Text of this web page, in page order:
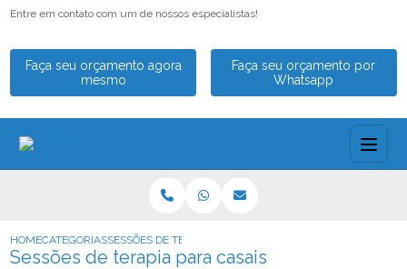
Entre em contato com um de nossos especialistas!
Faça seu orçamento agora
mesmo
Faça seu orçamento por
Whatsapp
HOMECATEGORIASSESSÕES DE TERAPIA PARA CASAIS
Sessões de terapia para casais